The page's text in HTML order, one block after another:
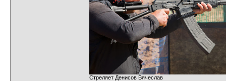
Стреляет Денисов Вячеслав